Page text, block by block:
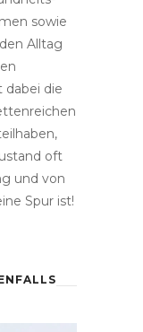
sowie
Alltag
dabei die
oft
und von
Spur ist!